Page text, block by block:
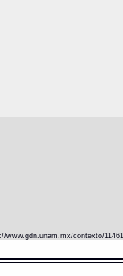
www.gdn.unam.mx/contexto/11461